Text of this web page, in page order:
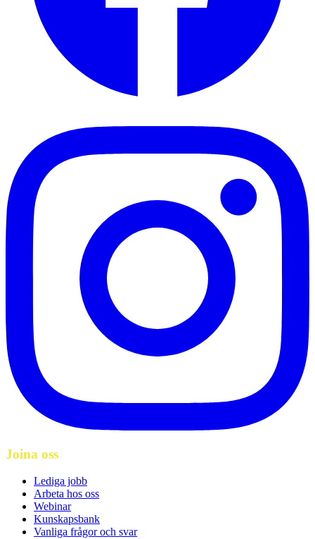
Joina oss
Lediga jobb
Arbeta hos oss
Webinar
Kunskapsbank
Vanliga frågor och svar